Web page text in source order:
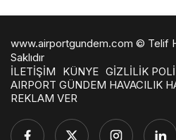
FSB: Ukrayna ve
31 Kaçırma
AirportGundem
2dk, 15sn